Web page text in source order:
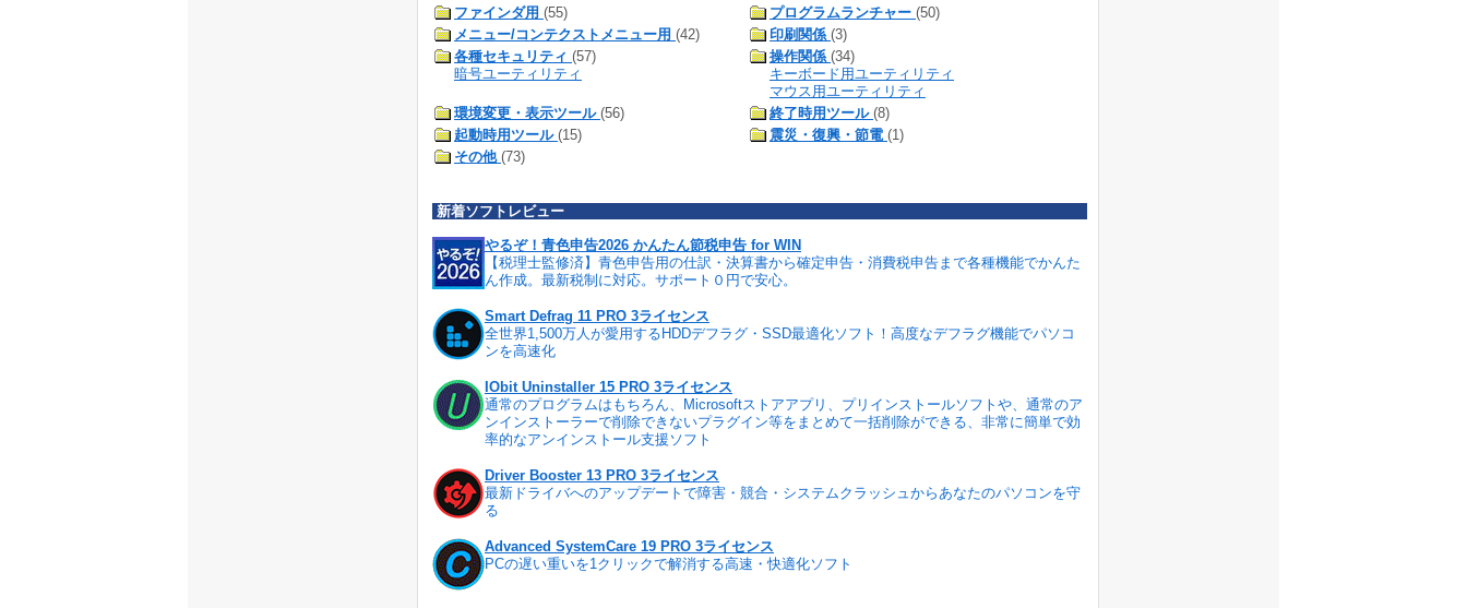
ファインダ用 (55) プログラムランチャー (50)
メニュー/コンテクストメニュー用 (42) 印刷関係 (3)
各種セキュリティ (57)
暗号ユーティリティ
操作関係 (34)
キーボード用ユーティリティ
マウス用ユーティリティ
環境変更・表示ツール (56) 終了時用ツール (8)
起動時用ツール (15) 震災・復興・節電 (1)
その他 (73)
新着ソフトレビュー
やるぞ！青色申告2026 かんたん節税申告 for WIN
【税理士監修済】青色申告用の仕訳・決算書から確定申告・消費税申告まで各種機能でかんた
ん作成。最新税制に対応。サポート０円で安心。
Smart Defrag 11 PRO 3ライセンス
全世界1,500万人が愛用するHDDデフラグ・SSD最適化ソフト！高度なデフラグ機能でパソコ
ンを高速化
IObit Uninstaller 15 PRO 3ライセンス
通常のプログラムはもちろん、Microsoftストアアプリ、プリインストールソフトや、通常のア
ンインストーラーで削除できないプラグイン等をまとめて一括削除ができる、非常に簡単で効
率的なアンインストール支援ソフト
Driver Booster 13 PRO 3ライセンス
最新ドライバへのアップデートで障害・競合・システムクラッシュからあなたのパソコンを守
る
Advanced SystemCare 19 PRO 3ライセンス
PCの遅い重いを1クリックで解消する高速・快適化ソフト